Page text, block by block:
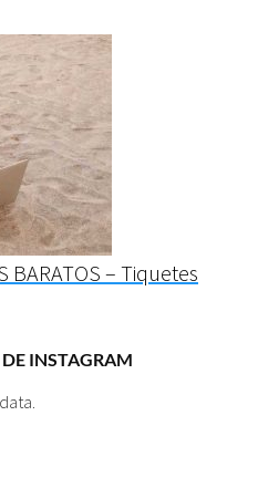
BARATOS – Tiquetes
INSTAGRAM